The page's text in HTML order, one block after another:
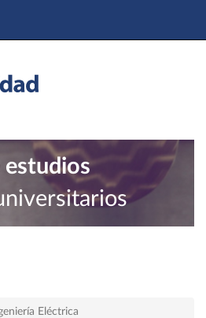
estudios
Eléctrica